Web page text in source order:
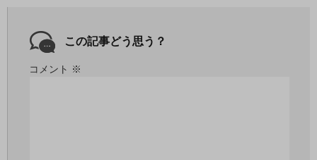
この記事どう思う？
コメント ※